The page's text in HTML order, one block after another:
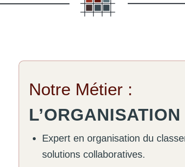
Notre Métier :
Expert en organisation du
solutions collaboratives.